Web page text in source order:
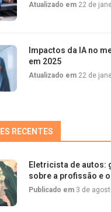
Atualizado em 22 de
Impactos da IA no
em 2025
Atualizado em 22 de
RECENTES
Eletricista de autos:
sobre a profissão e
Publicado em 3 de